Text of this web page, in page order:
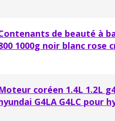
de beauté à
1000g noir blanc
coréen 1.4L 1.2L
G4LA G4LC pour